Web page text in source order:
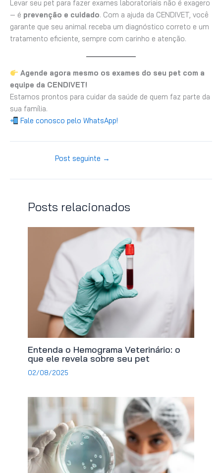
Levar seu pet para fazer exames laboratoriais não é exagero
— é prevenção e cuidado. Com a ajuda da CENDIVET, você
garante que seu animal receba um diagnóstico correto e um
tratamento eficiente, sempre com carinho e atenção.
Agende agora mesmo os exames do seu pet com a
equipe da CENDIVET!
Estamos prontos para cuidar da saúde de quem faz parte da
sua família.
Fale conosco pelo WhatsApp!
Post seguinte →
Posts relacionados
Entenda o Hemograma Veterinário: o
que ele revela sobre seu pet
02/08/2025